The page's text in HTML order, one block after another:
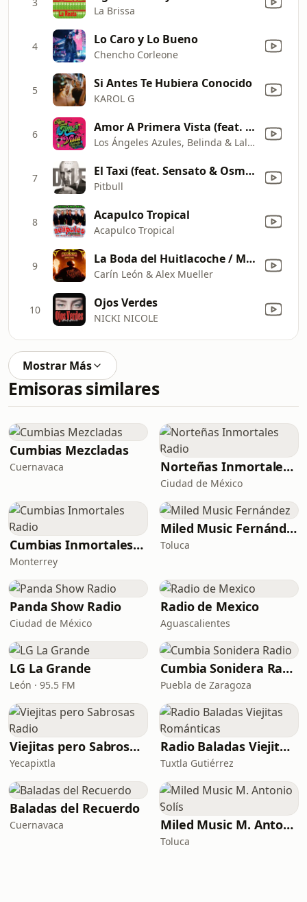
La Brissa
4 Lo Caro y Lo Bueno
Chencho Corleone
5 Si Antes Te Hubiera Conocido
KAROL G
6 Amor A Primera Vista (feat. Horacio Palencia)
Los Ángeles Azules, Belinda & Lalo Ebratt
7 El Taxi (feat. Sensato & Osmani Garcia)
Pitbull
8 Acapulco Tropical
Acapulco Tropical
9 La Boda del Huitlacoche / Metro (Mixed)
Carín León & Alex Mueller
10 Ojos Verdes
NICKI NICOLE
Mostrar Más
Emisoras similares
Cumbias Mezcladas
Cuernavaca Norteñas Inmortales Radio
Ciudad de México
Cumbias Inmortales Radio
Monterrey
Miled Music Fernández
Toluca
Panda Show Radio
Ciudad de México
Radio de Mexico
Aguascalientes
LG La Grande
León · 95.5 FM
Cumbia Sonidera Radio
Puebla de Zaragoza
Viejitas pero Sabrosas Radio
Yecapixtla
Radio Baladas Viejitas Románticas
Tuxtla Gutiérrez
Baladas del Recuerdo
Cuernavaca Miled Music M. Antonio Solís
Toluca